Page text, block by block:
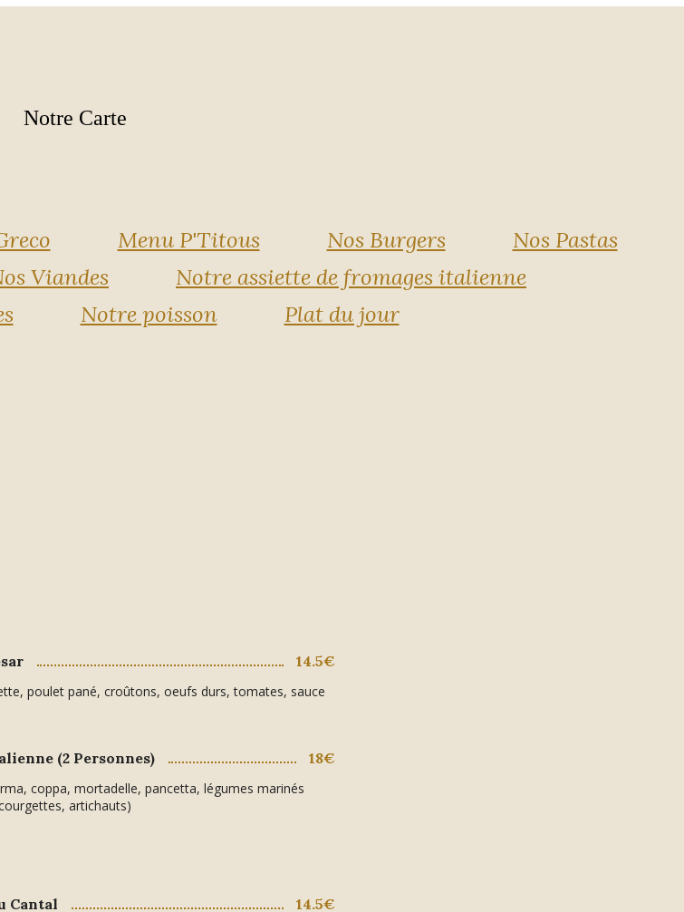
Notre Carte
Menu P'Titous Nos Burgers
Nos Pastas
Viandes
Notre assiette de fromages italienne
Notre poisson Plat du jour
14.5€
poulet pané, croûtons, oeufs durs, tomates, sauce
(2 Personnes) 18€
coppa, mortadelle, pancetta, légumes marinés
artichauts)
Cantal 14.5€